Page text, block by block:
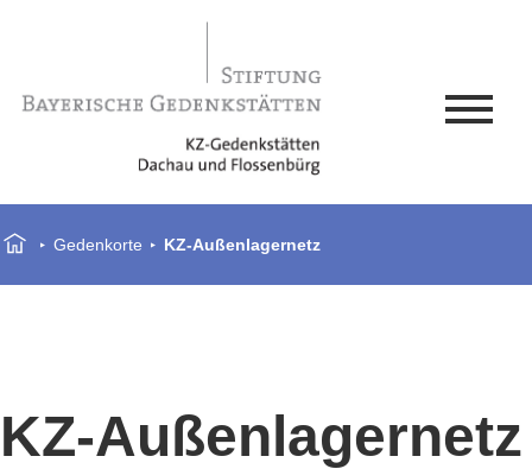
Gedenkorte KZ-Außenlagernetz
KZ-Außenlagernetz